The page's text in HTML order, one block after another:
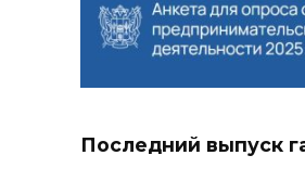
Последний выпуск